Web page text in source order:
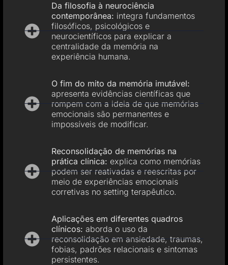
Da filosofia à neurociência
contemporânea: integra fundamentos
filosóficos, psicológicos e
neurocientíficos para explicar a
centralidade da memória na
experiência humana.
O fim do mito da memória imutável:
apresenta evidências científicas que
rompem com a ideia de que memórias
emocionais são permanentes e
impossíveis de modificar.
Reconsolidação de memórias na
prática clínica: explica como memórias
podem ser reativadas e reescritas por
meio de experiências emocionais
corretivas no setting terapêutico.
Aplicações em diferentes quadros
clínicos: aborda o uso da
reconsolidação em ansiedade, traumas,
fobias, padrões relacionais e sintomas
persistentes.